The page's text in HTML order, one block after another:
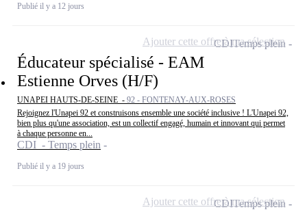
Publié il y a 12 jours
Éducateur spécialisé - EAM
Estienne Orves (H/F)
UNAPEI HAUTS-DE-SEINE - 92 - FONTENAY-AUX-ROSES
Rejoignez l'Unapei 92 et construisons ensemble une société inclusive ! L'Unapei 92,
bien plus qu'une association, est un collectif engagé, humain et innovant qui permet
à chaque personne en...
CDI - Temps plein
Publié il y a 19 jours
CDITemps plein
Ajouter cette offre à ma sélection
CDITemps plein
Ajouter cette offre à ma sélection